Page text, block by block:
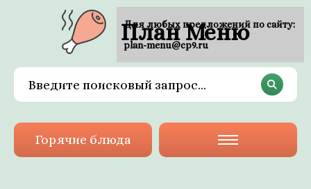
План Меню
Горячие блюда
Для любых предложений по сайту:
plan-menu@cp9.ru